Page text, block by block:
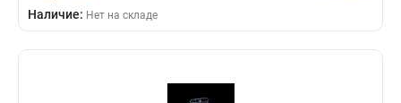
Наличие: Нет на складе